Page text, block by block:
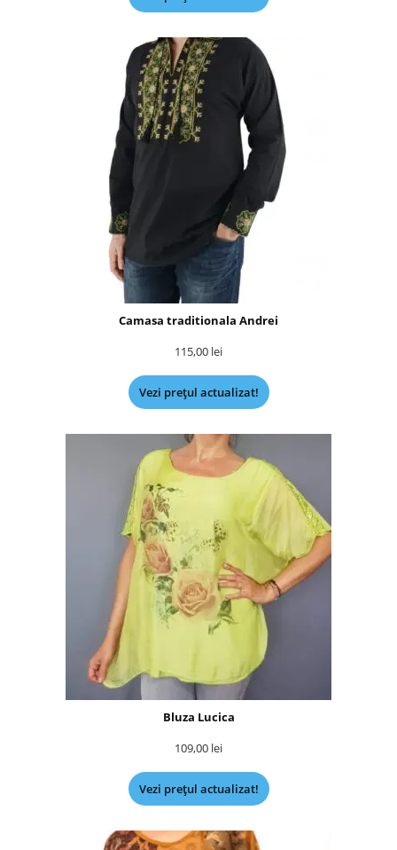
Camasa traditionala Andrei
115,00 lei
Vezi prețul actualizat!
Bluza Lucica
109,00 lei
Vezi prețul actualizat!